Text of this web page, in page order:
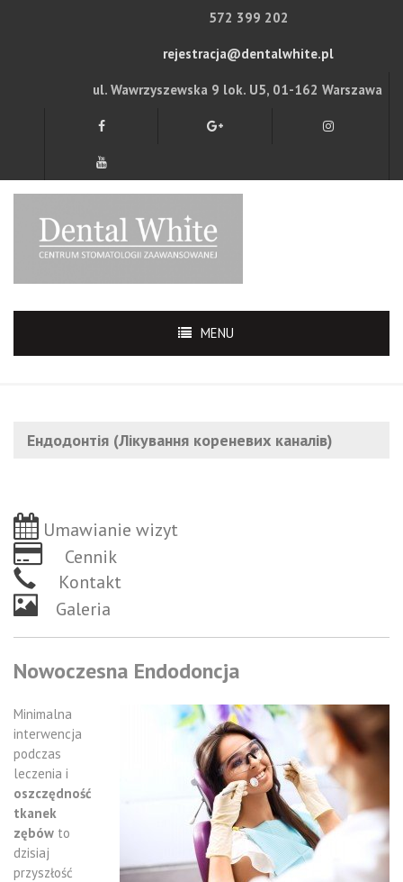
572 399 202
rejestracja@dentalwhite.pl
ul. Wawrzyszewska 9 lok. U5, 01-162 Warszawa
MENU
Ендодонтія (Лікування кореневих каналів)
Umawianie wizyt
Cennik
Kontakt
Galeria
Nowoczesna Endodoncja
Minimalna
interwencja
podczas
leczenia i
oszczędność
tkanek
zębów to
dzisiaj
przyszłość